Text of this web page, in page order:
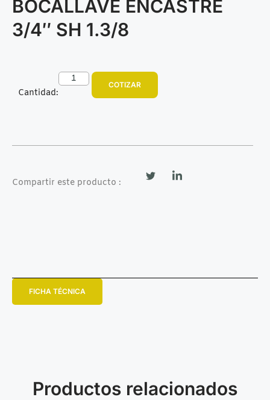
BOCALLAVE ENCASTRE
3/4″ SH 1.3/8
Cantidad:
COTIZAR
Compartir este producto :
FICHA TÉCNICA
Productos relacionados